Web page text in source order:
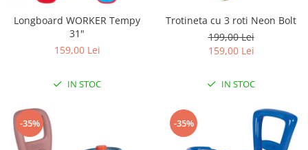
Longboard WORKER Tempy
31"
159,00 Lei
IN STOC
Trotineta cu 3 roti Neon Bolt
199,00 Lei
159,00 Lei
IN STOC
-35% -35%